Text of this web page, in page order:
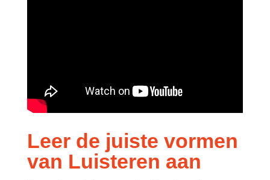
Leer de juiste vormen
van Luisteren aan